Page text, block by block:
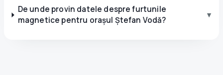
De unde provin datele despre furtunile
magnetice pentru orașul Ștefan Vodă?
▾